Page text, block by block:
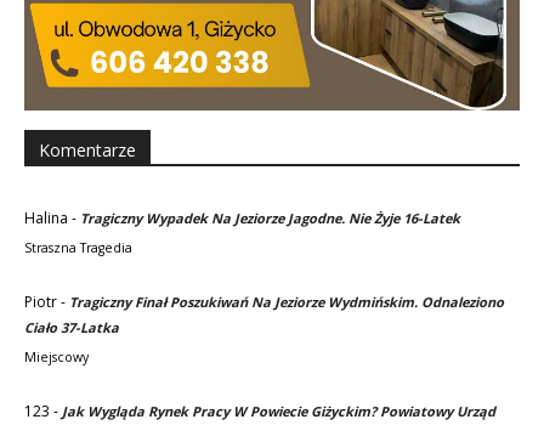
Komentarze
Halina - Tragiczny Wypadek Na Jeziorze Jagodne. Nie Żyje 16-Latek
Straszna Tragedia
Piotr- Tragiczny Finał Poszukiwań Na Jeziorze Wydmińskim. Odnaleziono
Ciało 37-Latka
Miejscowy
123 - Jak Wygląda Rynek Pracy W Powiecie Giżyckim? Powiatowy Urząd